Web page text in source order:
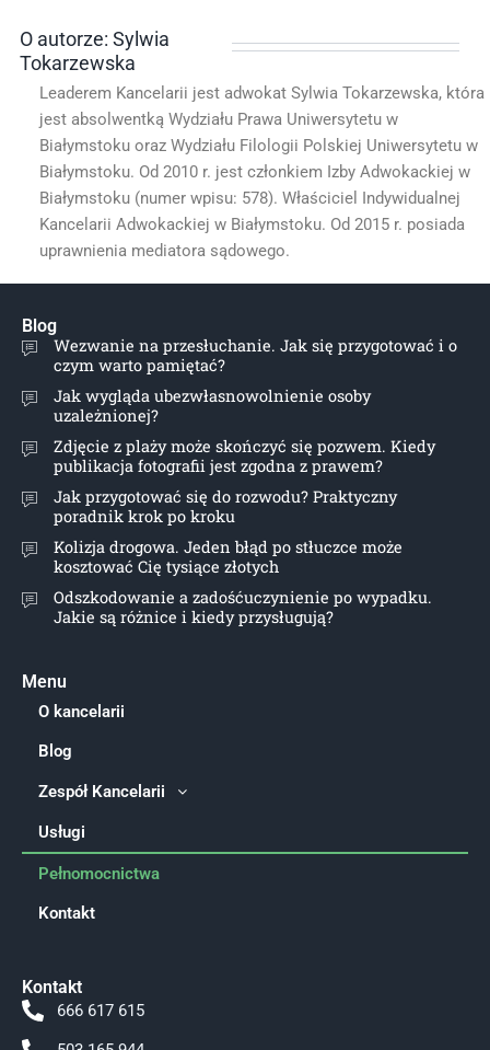
O autorze: Sylwia
Tokarzewska
Leaderem Kancelarii jest adwokat Sylwia Tokarzewska, która
jest absolwentką Wydziału Prawa Uniwersytetu w
Białymstoku oraz Wydziału Filologii Polskiej Uniwersytetu w
Białymstoku. Od 2010 r. jest członkiem Izby Adwokackiej w
Białymstoku (numer wpisu: 578). Właściciel Indywidualnej
Kancelarii Adwokackiej w Białymstoku. Od 2015 r. posiada
uprawnienia mediatora sądowego.
Blog
Wezwanie na przesłuchanie. Jak się przygotować i o
czym warto pamiętać?
Jak wygląda ubezwłasnowolnienie osoby
uzależnionej?
Zdjęcie z plaży może skończyć się pozwem. Kiedy
publikacja fotografii jest zgodna z prawem?
Jak przygotować się do rozwodu? Praktyczny
poradnik krok po kroku
Kolizja drogowa. Jeden błąd po stłuczce może
kosztować Cię tysiące złotych
Odszkodowanie a zadośćuczynienie po wypadku.
Jakie są różnice i kiedy przysługują?
Menu
O kancelarii
Blog
Zespół Kancelarii
Usługi
Pełnomocnictwa
Kontakt
Kontakt
666 617 615